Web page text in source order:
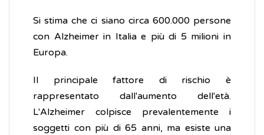
Si stima che ci siano circa 600.000 persone
con Alzheimer in Italia e più di 5 milioni in
Europa.
Il principale fattore di rischio è
rappresentato dall'aumento dell'età.
L'Alzheimer colpisce prevalentemente i
soggetti con più di 65 anni, ma esiste una